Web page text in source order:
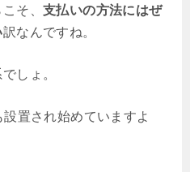
そ、 支払いの方法にはぜ
訳なんですね。
しょ。
置され始めていますよ